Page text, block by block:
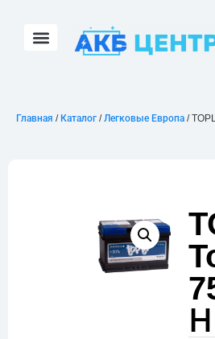
Главная / Каталог /Легковые Европа /